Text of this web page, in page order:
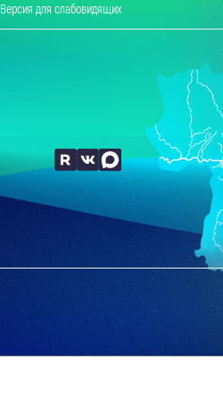
Версия для слабовидящих